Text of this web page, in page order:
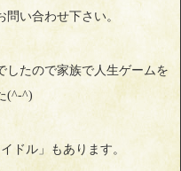
い合わせ下さい。
したので家族で人生ゲームを
(^-^)
ドル」もあります。